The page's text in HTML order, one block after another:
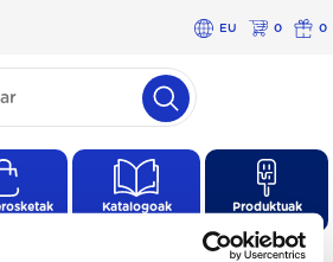
EU 0 0
Katalogoak Produktuak